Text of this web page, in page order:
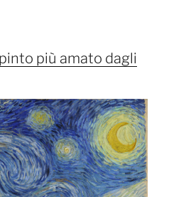
più amato dagli